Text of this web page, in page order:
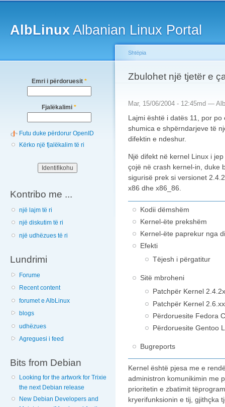
AlbLinuxAlbanian Linux Portal
Emri i përdoruesit *
Fjalëkalimi *
Futu duke përdorur OpenID
Kërko një fjalëkalim të ri
Kontribo me ...
një lajm të ri
një diskutim të ri
një udhëzues të ri
Lundrimi
Forume
Recent content
forumet e AlbLinux
blogs
udhëzues
Agreguesi i feed
Bits from Debian
Looking for the artwork for Trixie
the next Debian release
New Debian Developers and
You are here
Shtëpia
Zbulohet një tjetër e
Mar, 15/06/2004 - 12:45md —
Lajmi është i datës 11, por
shumica e shpërndarjeve të
difektin e ndeshur.
Një difekt në kernel Linux i
çojë në crash kernel-in, duke
sigurisë prek si versionet
x86 dhe x86_86.
Kodii dëmshëm
Kernel-ëte prekshëm
Kernel-ëte paprekur nga
Efekti
Tëjesh i përgatitur
Sitë mbroheni
Patchpër Kernel
Patchpër Kernel
Përdoruesite Fedora
Përdoruesite Gentoo
Bugreports
Kernel është pjesa me e
administron komunikimin me
prioritetin e zbatimit
kryerifunksionin e tij, gjithçka